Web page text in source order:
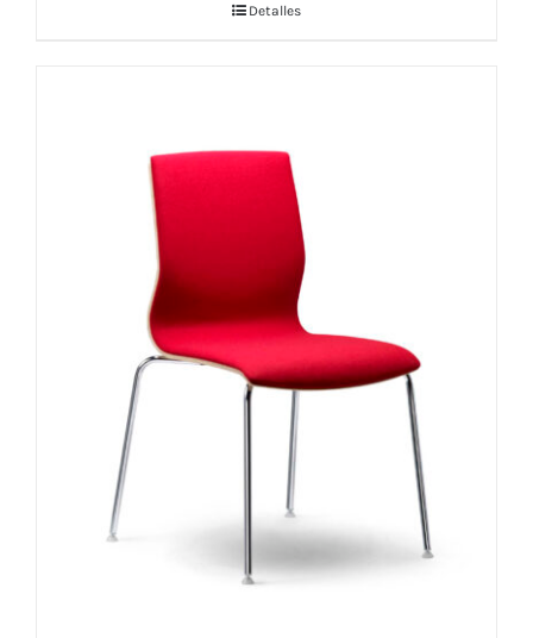
Detalles